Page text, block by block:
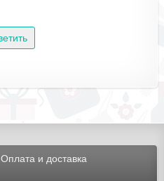
Оплата и доставка